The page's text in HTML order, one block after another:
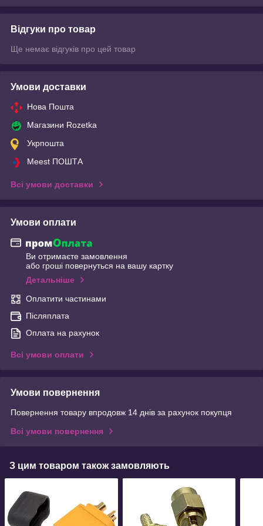
Відгуки про товар
Ще немає відгуків про цей товар
Умови доставки
Нова Пошта
Магазини Rozetka
Укрпошта
Meest ПОШТА
Всі умови доставки
Умови оплати
Ви отримаєте замовлення
або гроші повернуться на вашу картку
Детальніше
Оплатити частинами
Післяплата
Оплата на рахунок
Всі умови оплати
Умови повернення
Повернення товару впродовж 14 днів за рахунок покупця
Всі умови повернення
З цим товаром також замовляють